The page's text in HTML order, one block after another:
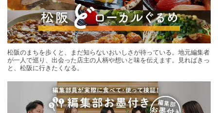
松阪のまちを歩くと、まだ知らないおいしさが待っている。地元編集者
が一人で巡り、出会った店主の人柄や想いと味を伝えます。見ればきっ
と、松阪に行きたくなる。